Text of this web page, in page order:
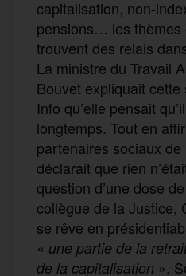
capitalisation, non-
pensions… les thèmes
trouvent des relais
La ministre du Travail
Bouvet expliquait
Info qu’elle pensait
longtemps. Tout en
partenaires sociaux de
déclarait que rien
question d’une dose
collègue de la Justice,
se rêve en
« une partie de la
de la capitalisation ».